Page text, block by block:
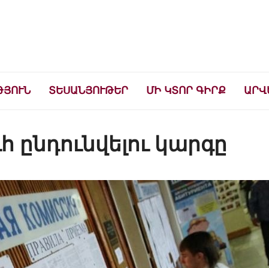
ՏԵՍԱՆՅՈՒԹԵՐ ՄԻ ԿՏՈՐ ԳԻՐՔ
ընդունվելու կարգը